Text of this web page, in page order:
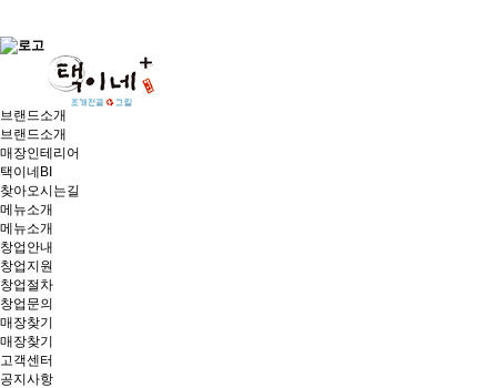
브랜드소개
브랜드소개
매장인테리어
택이네BI
찾아오시는길
메뉴소개
메뉴소개
창업안내
창업지원
창업절차
창업문의
매장찾기
매장찾기
고객센터
공지사항